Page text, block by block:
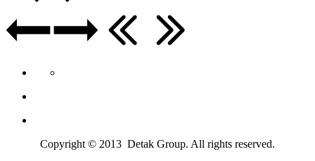
Copyright © 2013 Detak Group. All rights reserved.